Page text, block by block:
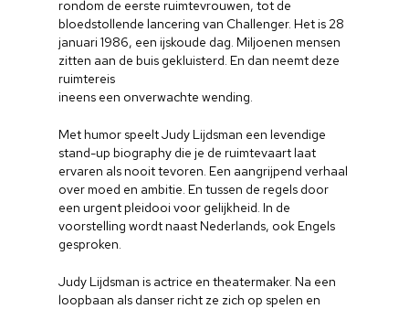
rondom de eerste ruimtevrouwen, tot de
bloedstollende lancering van Challenger. Het is 28
januari 1986, een ijskoude dag. Miljoenen mensen
zitten aan de buis gekluisterd. En dan neemt deze
ruimtereis
ineens een onverwachte wending.
Met humor speelt Judy Lijdsman een levendige
stand-up biography die je de ruimtevaart laat
ervaren als nooit tevoren. Een aangrijpend verhaal
over moed en ambitie. En tussen de regels door
een urgent pleidooi voor gelijkheid. In de
voorstelling wordt naast Nederlands, ook Engels
gesproken.
Judy Lijdsman is actrice en theatermaker. Na een
loopbaan als danser richt ze zich op spelen en